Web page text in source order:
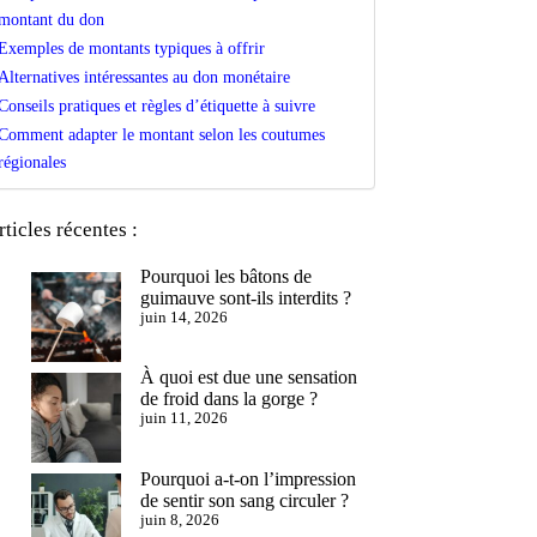
du don
de montants typiques à offrir
intéressantes au don monétaire
pratiques et règles d’étiquette à suivre
adapter le montant selon les coutumes
récentes :
Pourquoi les bâtons de
guimauve sont-ils interdits ?
juin 14, 2026
À quoi est due une sensation
de froid dans la gorge ?
juin 11, 2026
Pourquoi a-t-on l’impression
de sentir son sang circuler ?
juin 8, 2026